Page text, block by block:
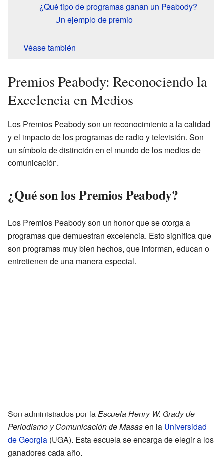
¿Qué tipo de programas ganan un Peabody?
Un ejemplo de premio
Véase también
Premios Peabody: Reconociendo la
Excelencia en Medios
Los Premios Peabody son un reconocimiento a la calidad
y el impacto de los programas de radio y televisión. Son
un símbolo de distinción en el mundo de los medios de
comunicación.
¿Qué son los Premios Peabody?
Los Premios Peabody son un honor que se otorga a
programas que demuestran excelencia. Esto significa que
son programas muy bien hechos, que informan, educan o
entretienen de una manera especial.
Son administrados por laEscuela Henry W. Grady de
Periodismo y Comunicación de Masasen la Universidad
de Georgia (UGA). Esta escuela se encarga de elegir a los
ganadores cada año.